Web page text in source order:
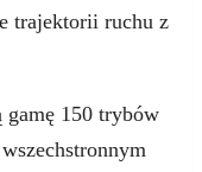
trajektorii ruchu z
150 trybów